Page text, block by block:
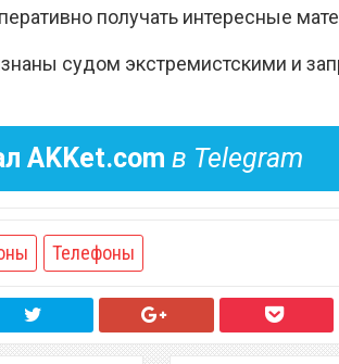
получать интересные
судом экстремистскими и
AKKet.com в Telegram
Телефоны